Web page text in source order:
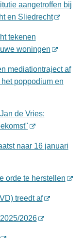
aangetroffen bij
en Sliedrecht
tekenen
woningen
mediationtraject af
poppodium en
de Vries:
naar 16 januari
orde te herstellen
treedt af
2026